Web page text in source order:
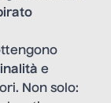
e
Non solo: